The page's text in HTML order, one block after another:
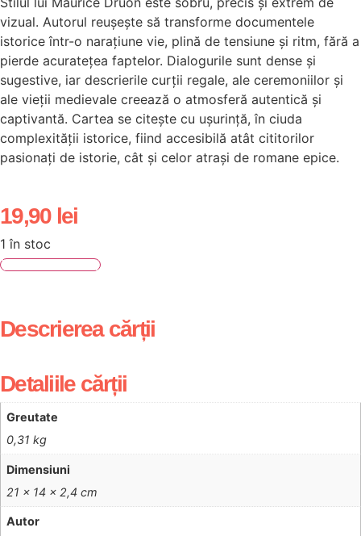
vizual. Autorul reușește să transforme documentele
istorice într-o narațiune vie, plină de tensiune și ritm, fără a
pierde acuratețea faptelor. Dialogurile sunt dense și
sugestive, iar descrierile curții regale, ale ceremoniilor și
ale vieții medievale creează o atmosferă autentică și
captivantă. Cartea se citește cu ușurință, în ciuda
complexității istorice, fiind accesibilă atât cititorilor
pasionați de istorie, cât și celor atrași de romane epice.
19,90 lei
1 în stoc
Adaugă în coș
Descrierea cărții
Detaliile cărții
Greutate
0,31 kg
Dimensiuni
21 × 14 × 2,4 cm
Autor